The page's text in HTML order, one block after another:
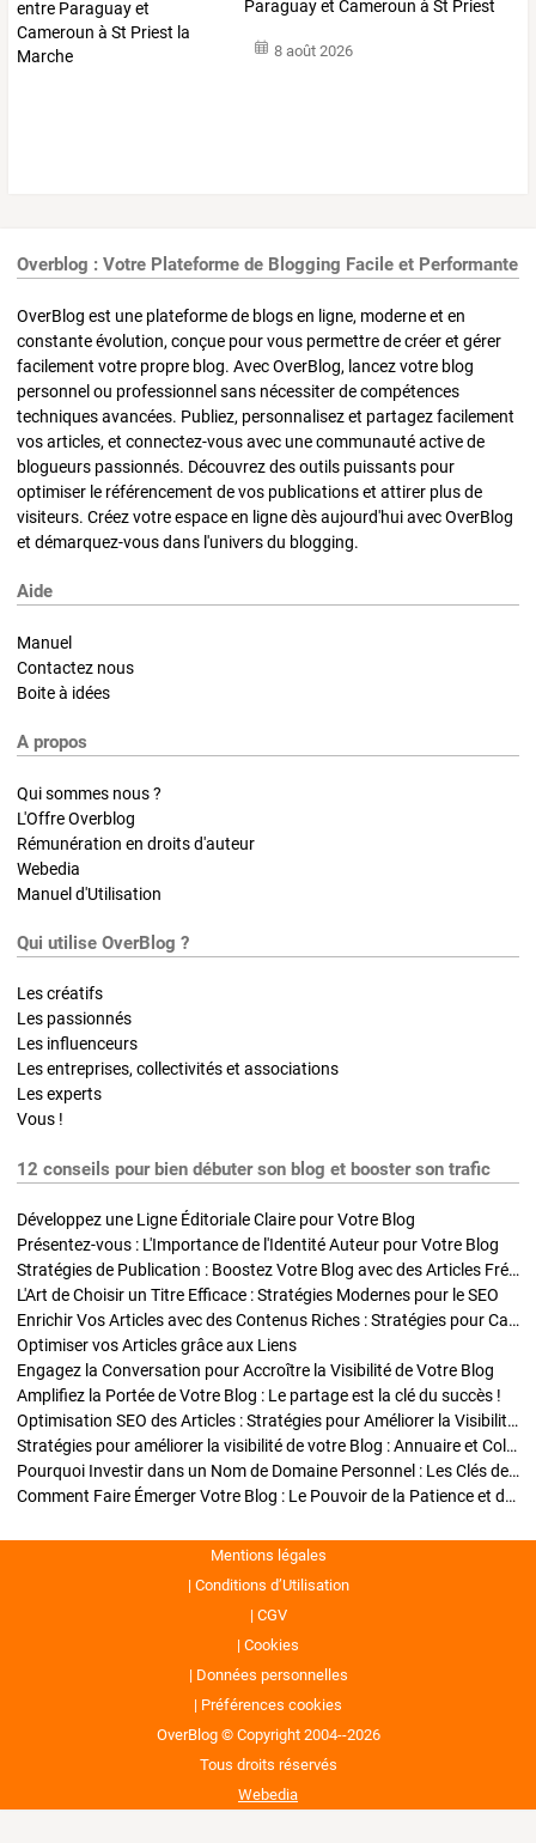
Paraguay et Cameroun à St Priest
8 août 2026
Overblog : Votre Plateforme de Blogging Facile et Performante
OverBlog est une plateforme de blogs en ligne, moderne et en
constante évolution, conçue pour vous permettre de créer et gérer
facilement votre propre blog. Avec OverBlog, lancez votre blog
personnel ou professionnel sans nécessiter de compétences
techniques avancées. Publiez, personnalisez et partagez facilement
vos articles, et connectez-vous avec une communauté active de
blogueurs passionnés. Découvrez des outils puissants pour
optimiser le référencement de vos publications et attirer plus de
visiteurs. Créez votre espace en ligne dès aujourd'hui avec OverBlog
et démarquez-vous dans l'univers du blogging.
Aide
Manuel
Contactez nous
Boite à idées
A propos
Qui sommes nous ?
L'Offre Overblog
Rémunération en droits d'auteur
Webedia
Manuel d'Utilisation
Qui utilise OverBlog ?
Les créatifs
Les passionnés
Les influenceurs
Les entreprises, collectivités et associations
Les experts
Vous !
12 conseils pour bien débuter son blog et booster son trafic
Développez une Ligne Éditoriale Claire pour Votre Blog
Présentez-vous : L'Importance de l'Identité Auteur pour Votre Blog
Stratégies de Publication : Boostez Votre Blog avec des Articles Fréquents et Exclusifs
L'Art de Choisir un Titre Efficace : Stratégies Modernes pour le SEO
Enrichir Vos Articles avec des Contenus Riches : Stratégies pour Captiver et Optimiser
Optimiser vos Articles grâce aux Liens
Engagez la Conversation pour Accroître la Visibilité de Votre Blog
Amplifiez la Portée de Votre Blog : Le partage est la clé du succès !
Optimisation SEO des Articles : Stratégies pour Améliorer la Visibilité de Votre Blog
Stratégies pour améliorer la visibilité de votre Blog : Annuaire et Collaborations
Pourquoi Investir dans un Nom de Domaine Personnel : Les Clés de la Réussite de Votre Blog
Comment Faire Émerger Votre Blog : Le Pouvoir de la Patience et de la Persévérance
Mentions légales
Conditions d’Utilisation
CGV
Cookies
Données personnelles
Préférences cookies
OverBlog © Copyright 2004--2026
Tous droits réservés
Webedia